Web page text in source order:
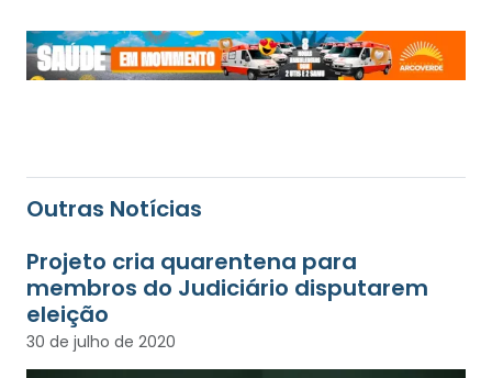
Outras Notícias
Projeto cria quarentena para
membros do Judiciário disputarem
eleição
30 de julho de 2020